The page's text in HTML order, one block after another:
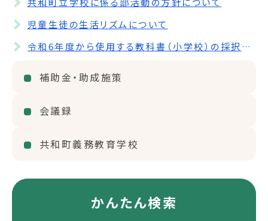
児童生徒の生活リズムについて
令和6年度から使用する教科書（小学校）の採択協議結果について
補助金・助成施策
会議録
共和町義務教育学校
かんたん検索